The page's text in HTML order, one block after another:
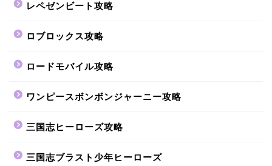
レペゼンビート攻略
ロブロックス攻略
ロードモバイル攻略
ワンピースボンボンジャーニー攻略
三国志ヒーローズ攻略
三国志ブラスト少年ヒーローズ